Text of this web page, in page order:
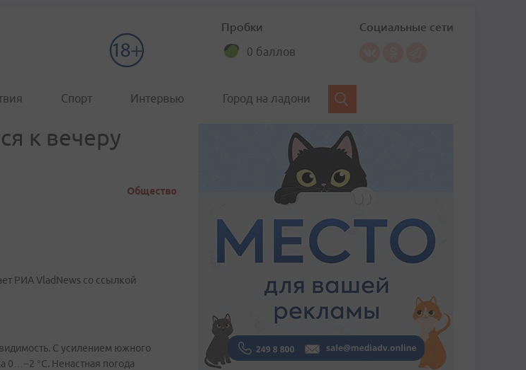
Пробки
0 баллов
Социальные сети
Спорт Интервью Город на ладони
к вечеру
Общество
РИА VladNews со ссылкой
С усилением южного
0…−2 °C. Ненастная погода